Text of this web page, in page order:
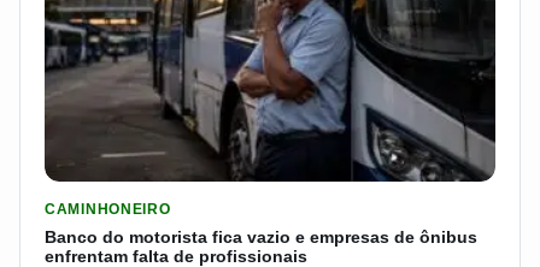
CAMINHONEIRO
Banco do motorista fica vazio e empresas de ônibus
enfrentam falta de profissionais